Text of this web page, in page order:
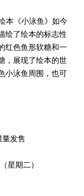
本《小泳鱼》如今
绘了绘本的标志性
红色鱼形软糖和一
，展现了绘本的世
小泳鱼周围，也可
量发售
星期二）